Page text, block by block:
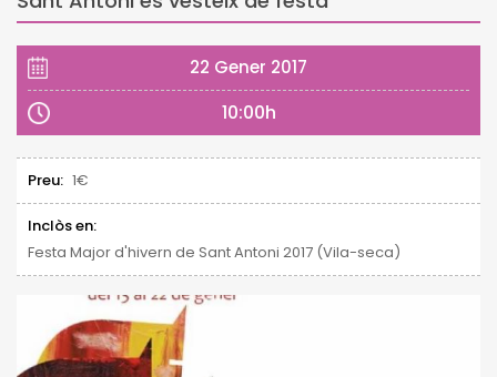
22 Gener 2017
10:00h
Preu: 1€
Inclòs en:
Festa Major d'hivern de Sant Antoni 2017 (Vila-seca)